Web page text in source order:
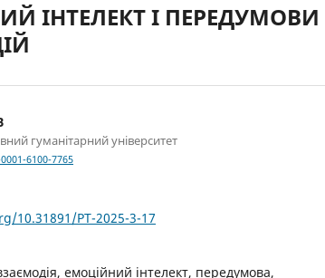
ІНТЕЛЕКТ І
гуманітарний університет
6100-7765
10.31891/PT-2025-3-17
емоційний інтелект, передумова,